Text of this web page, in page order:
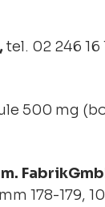
tel. 02 246 16
500 mg
178-179,